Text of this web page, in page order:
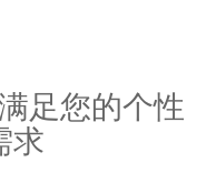
足您的个性
求